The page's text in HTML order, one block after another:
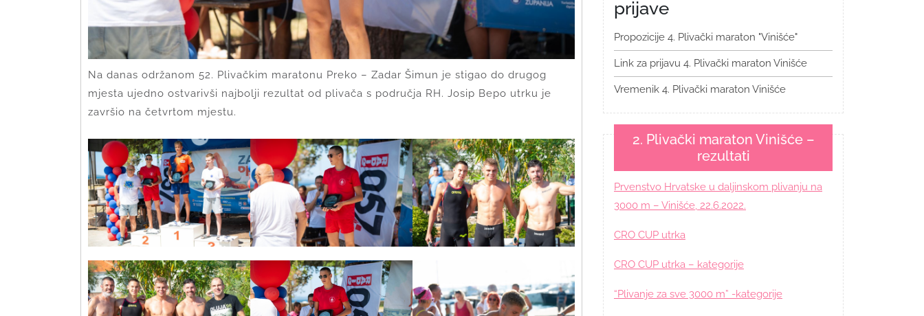
Na danas održanom 52. Plivačkim maratonu Preko – Zadar Šimun je stigao do drugog
mjesta ujedno ostvarivši najbolji rezultat od plivača s područja RH. Josip Bepo utrku je
završio na četvrtom mjestu.
prijave
Propozicije 4. Plivački maraton "Vinišće"
Link za prijavu 4. Plivački maraton Vinišće
Vremenik 4. Plivački maraton Vinišće
2. Plivački maraton Vinišće –
rezultati
Prvenstvo Hrvatske u daljinskom plivanju na
3000 m – Vinišće, 22.6.2022.
CRO CUP utrka
CRO CUP utrka – kategorije
“Plivanje za sve 3000 m” -kategorije